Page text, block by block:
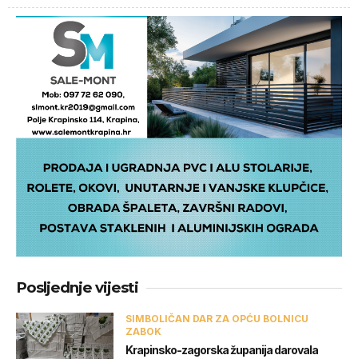
Posljednje vijesti
SIMBOLIČAN DAR ZA OPĆU BOLNICU
ZABOK
Krapinsko-zagorska županija darovala